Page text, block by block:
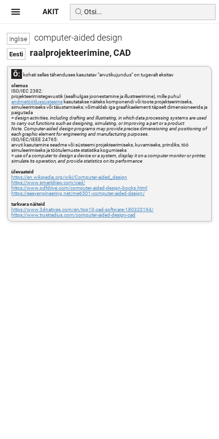
computer-aided design
raalprojekteerimine, CAD
Õ:
kohati selles tähenduses kasutatav "arvutikujundus" on tugevalt eksitav
olemus
ISO/IEC 2382:
projekteerimistegevustik (sealhulgas joonestamine ja illustreerimine), mille puhul
andmetöötlussüsteeme kasutatakse näiteks komponendi või toote projekteerimiseks,
simuleerimiseks või täiustamiseks; võimaldab iga graafikaelementi täpselt dimensioneerida ja
paigutada
=design activities, including drafting and illustrating, in which data processing systems are used
to carry out functions such as designing, simulating, or improving a part or a product
Note. Computer-aided design programs may provide precise dimensioning and positioning of
each graphic element for engineering and manufacturing purposes.
ISO/IEC/IEEE 24765:
arvuti kasutamine seadme või süsteemi projekteerimiseks, kuvamiseks, prindiks, töö
simuleerimiseks ja töötulemuste statistika kogumiseks
=use of a computer to design a device or a system, display it on a computer monitor or printer,
simulate its operation, and provide statistics on its performance
ülevaateid
https://en.wikipedia.org/wiki/Computer-aided_design
https://www.smartdraw.com/cad/
https://www.pdfdrive.com/computer-aided-design-books.html
https://easyengineering.net/me6501-computer-aided-design/
tarkvara näiteid
https://www.3dnatives.com/en/top10-cad-software-180320194/
https://www.trustradius.com/computer-aided-design-cad
AKIT